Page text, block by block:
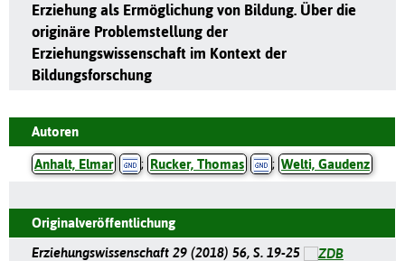
Erziehung als Ermöglichung von Bildung. Über die
originäre Problemstellung der
Erziehungswissenschaft im Kontext der
Bildungsforschung
Autoren
Anhalt, Elmar ; Rucker, Thomas ; Welti, Gaudenz
Originalveröffentlichung
Erziehungswissenschaft 29 (2018) 56, S. 19-25